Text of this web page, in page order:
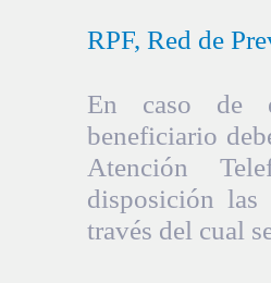
RPF, Red de
En caso de
beneficiario
Atención
disposición las
través del cual